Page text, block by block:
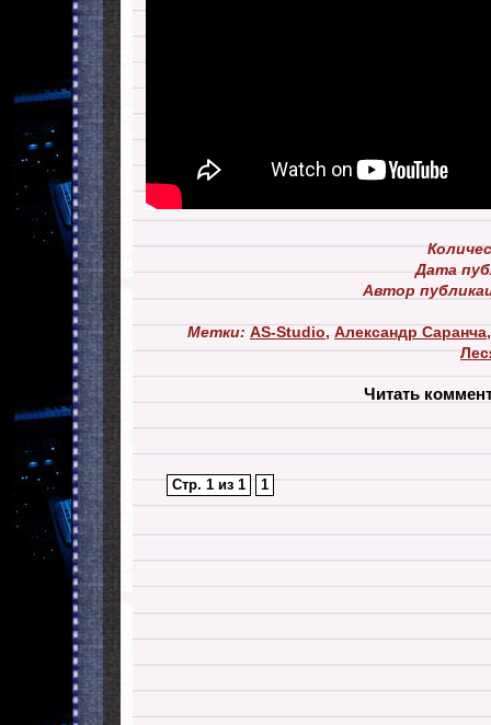
Дата
Автор
Метки: AS-Studio, Александр Саранча
Читать
Стр. 1 из 1 1